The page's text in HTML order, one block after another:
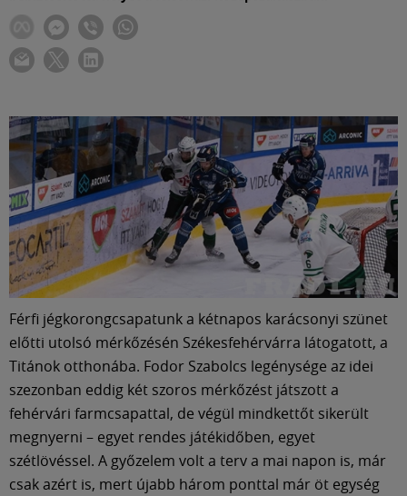
Férfi jégkorongcsapatunk a kétnapos karácsonyi szünet
előtti utolsó mérkőzésén Székesfehérvárra látogatott, a
Titánok otthonába. Fodor Szabolcs legénysége az idei
szezonban eddig két szoros mérkőzést játszott a
fehérvári farmcsapattal, de végül mindkettőt sikerült
megnyerni – egyet rendes játékidőben, egyet
szétlövéssel. A győzelem volt a terv a mai napon is, már
csak azért is, mert újabb három ponttal már öt egység
Meccscenter
Klub
Szolgáltatások
Shop
Közösség
Múzeum
English